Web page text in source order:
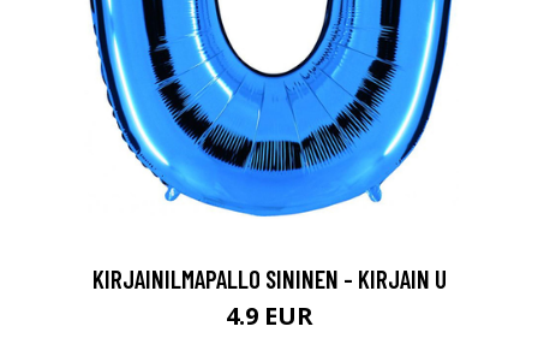
KIRJAINILMAPALLO SININEN - KIRJAIN U
4.9 EUR